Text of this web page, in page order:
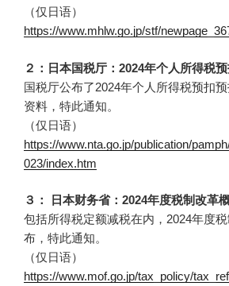
（仅日语）
https://www.mhlw.go.jp/stf/
２：日本国税厅：2024年个人所得税
国税厅公布了2024年个人所得税预扣
资料，特此通知。
（仅日语）
https://www.nta.go.jp/publication/
023/index.htm
３： 日本财务省：2024年度税制改革
包括所得税定额减税在内，2024年度
布，特此通知。
（仅日语）
https://www.mof.go.jp/tax_policy/